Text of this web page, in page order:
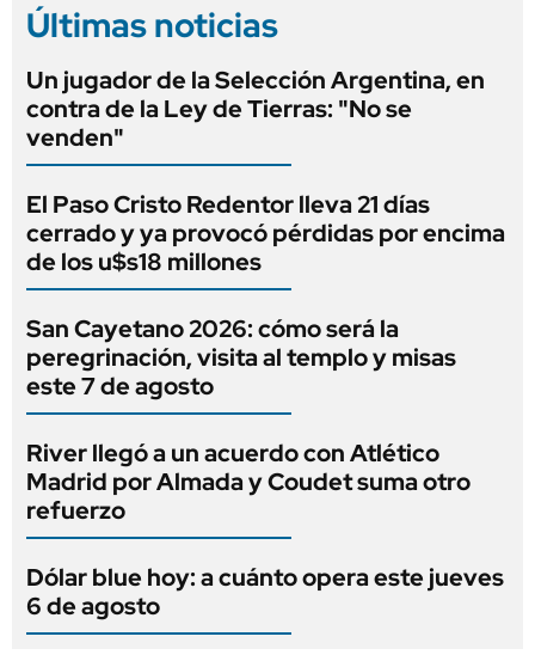
Últimas noticias
Un jugador de la Selección Argentina, en
contra de la Ley de Tierras: "No se
venden"
El Paso Cristo Redentor lleva 21 días
cerrado y ya provocó pérdidas por encima
de los u$s18 millones
San Cayetano 2026: cómo será la
peregrinación, visita al templo y misas
este 7 de agosto
River llegó a un acuerdo con Atlético
Madrid por Almada y Coudet suma otro
refuerzo
Dólar blue hoy: a cuánto opera este jueves
6 de agosto